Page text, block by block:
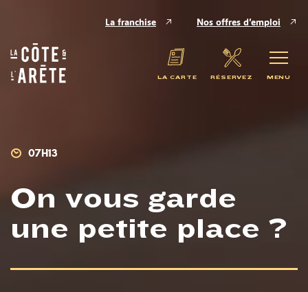
La franchise Nos offres d’emploi
LA CARTE RÉSERVEZ MENU
07H13
On vous garde
une petite place ?